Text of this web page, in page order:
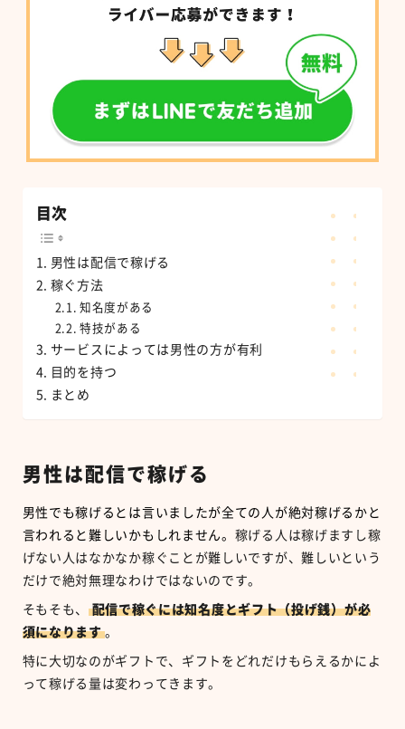
目次
男性は配信で稼げる
稼ぐ方法
知名度がある
特技がある
サービスによっては男性の方が有利
目的を持つ
まとめ
男性は配信で稼げる
男性でも稼げるとは言いましたが全ての人が絶対稼げるかと
言われると難しいかもしれません。 稼げる人は稼げますし稼
げない人はなかなか稼ぐことが難しいですが、難しいという
だけで絶対無理なわけではないのです。
そもそも、 配信で稼ぐには知名度とギフト（投げ銭）が必
須になります 。
特に大切なのがギフトで、ギフトをどれだけもらえるかによ
って稼げる量は変わってきます。